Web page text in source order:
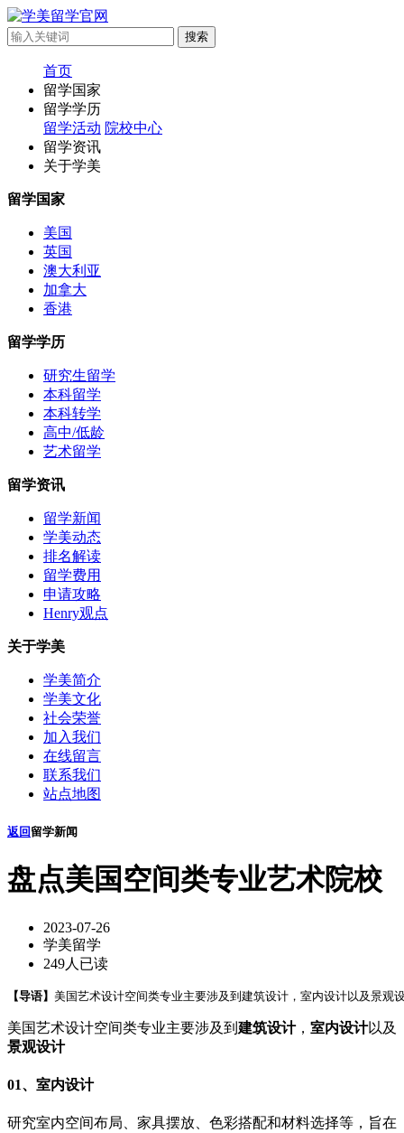
首页
留学国家
留学学历
留学活动 院校中心
留学资讯
关于学美
留学国家
美国
英国
澳大利亚
加拿大
香港
留学学历
研究生留学
本科留学
本科转学
高中/低龄
艺术留学
留学资讯
留学新闻
学美动态
排名解读
留学费用
申请攻略
Henry观点
关于学美
学美简介
学美文化
社会荣誉
加入我们
在线留言
联系我们
站点地图
返回 留学新闻
盘点美国空间类专业艺术院校
2023-07-26
学美留学
249人已读
【导语】 美国艺术设计空间类专业主要涉及到建筑设计，室内设计以及景
美国艺术设计空间类专业主要涉及到 建筑设计， 室内设计以及
景观设计
01、室内设计
研究室内空间布局、家具摆放、色彩搭配和材料选择等，旨在